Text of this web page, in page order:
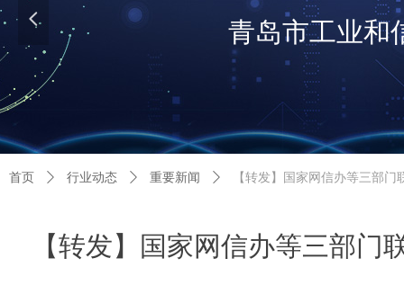
青岛市工业和
넳
【转发】国家网信办等三部
首页 ꄲ 行业动态 ꄲ 重要新闻 ꄲ 【转发】国家网信办等三部